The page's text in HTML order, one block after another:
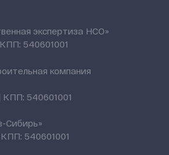
экспертиза НСО»
540601001
компания
540601001
Сибирь»
540601001